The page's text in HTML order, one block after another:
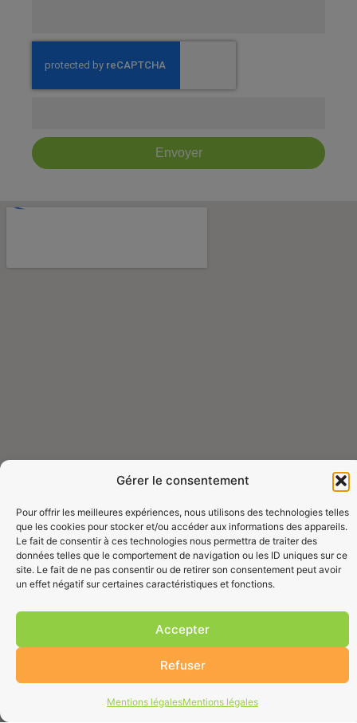
Gérer le consentement
Pour offrir les meilleures expériences, nous utilisons des technologies telles
que les cookies pour stocker et/ou accéder aux informations des appareils.
Le fait de consentir à ces technologies nous permettra de traiter des
données telles que le comportement de navigation ou les ID uniques sur ce
site. Le fait de ne pas consentir ou de retirer son consentement peut avoir
un effet négatif sur certaines caractéristiques et fonctions.
Accepter
Refuser
Mentions légalesMentions légales
Envoyer